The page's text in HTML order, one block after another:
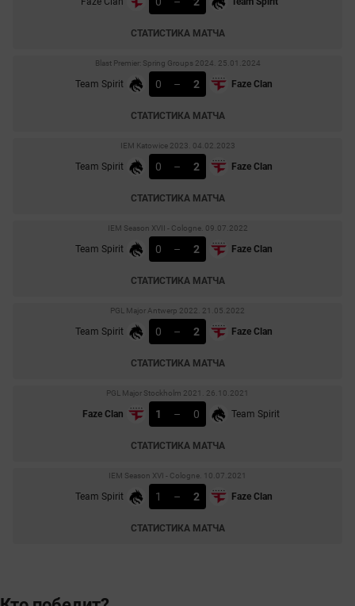
СТАТИСТИКА МАТЧА
Blast Premier: Spring Groups 2024. 25.01.2024
Team Spirit 0 – 2 Faze Clan
СТАТИСТИКА МАТЧА
IEM Katowice 2023. 04.02.2023
Team Spirit 0 – 2 Faze Clan
СТАТИСТИКА МАТЧА
IEM Season XVII - Cologne. 09.07.2022
Team Spirit 0 – 2 Faze Clan
СТАТИСТИКА МАТЧА
PGL Major Antwerp 2022. 21.05.2022
Team Spirit 0 – 2 Faze Clan
СТАТИСТИКА МАТЧА
PGL Major Stockholm 2021. 26.10.2021
Faze Clan 1 – 0 Team Spirit
СТАТИСТИКА МАТЧА
IEM Season XVI - Cologne. 10.07.2021
Team Spirit 1 – 2 Faze Clan
СТАТИСТИКА МАТЧА